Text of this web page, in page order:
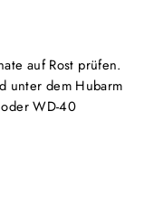
auf Rost prüfen.
unter dem Hubarm
WD-40